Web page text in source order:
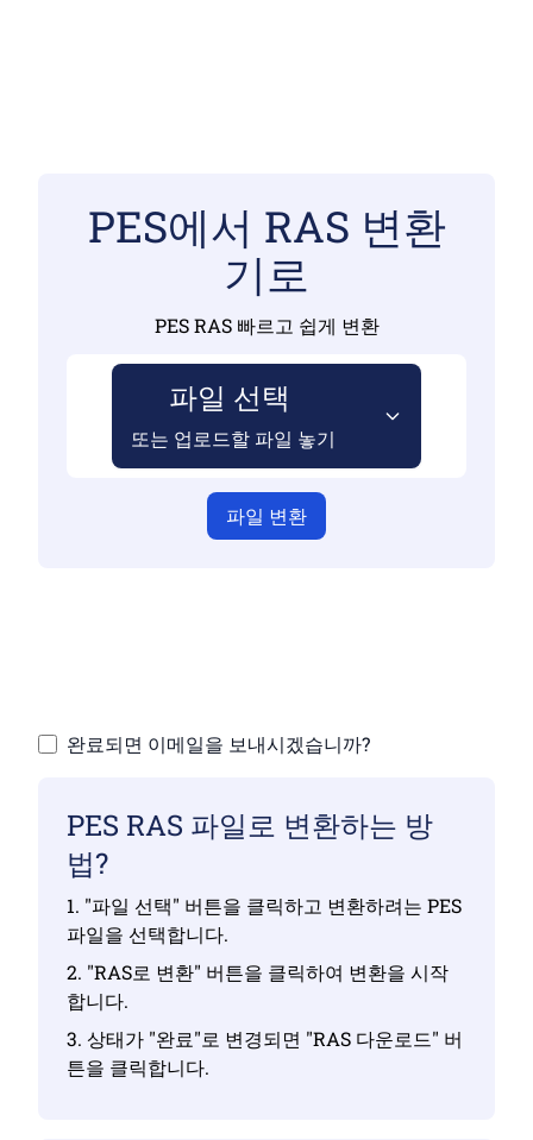
PES에서 RAS 변환
기로
PES RAS 빠르고 쉽게 변환
파일 선택
또는 업로드할 파일 놓기
파일 변환
완료되면 이메일을 보내시겠습니까?
PES RAS 파일로 변환하는 방
법?
1. "파일 선택" 버튼을 클릭하고 변환하려는 PES
파일을 선택합니다.
2. "RAS로 변환" 버튼을 클릭하여 변환을 시작
합니다.
3. 상태가 "완료"로 변경되면 "RAS 다운로드" 버
튼을 클릭합니다.